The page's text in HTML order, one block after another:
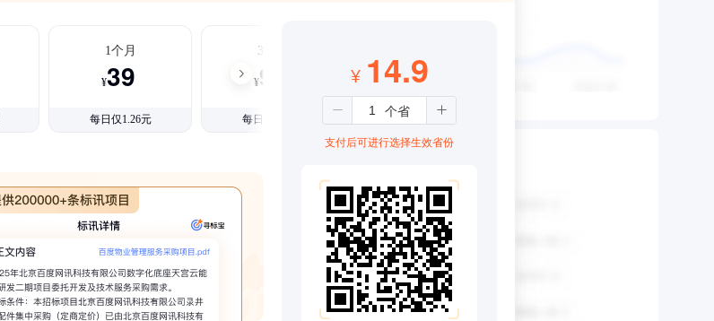
1个月
¥39
每日仅1.26元
3个月
¥99
每日仅1.08元
¥ 14.9
支付后可进行选择生效省份